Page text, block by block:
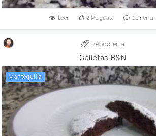
Leer 2 Me gusta Comentar
Reposteria
Galletas B&N
mantequilla